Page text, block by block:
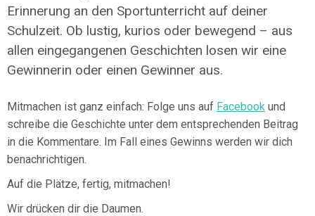
Erinnerung an den Sportunterricht auf deiner
Schulzeit. Ob lustig, kurios oder bewegend – aus
allen eingegangenen Geschichten losen wir eine
Gewinnerin oder einen Gewinner aus.
Mitmachen ist ganz einfach: Folge uns auf Facebook und
schreibe die Geschichte unter dem entsprechenden Beitrag
in die Kommentare. Im Fall eines Gewinns werden wir dich
benachrichtigen.
Auf die Plätze, fertig, mitmachen!
Wir drücken dir die Daumen.